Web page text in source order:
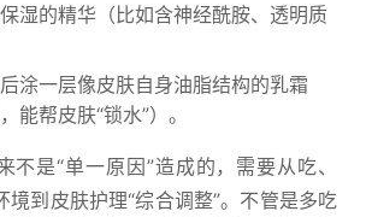
湿的精华（比如含神经酰胺、透明质
涂一层像皮肤自身油脂结构的乳霜
能帮皮肤“锁水”）。
不是“单一原因”造成的，需要从吃、
境到皮肤护理“综合调整”。不管是多吃